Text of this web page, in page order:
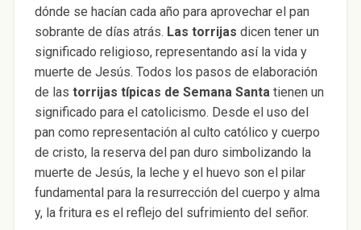
dónde se hacían cada año para aprovechar el pan
sobrante de días atrás. Las torrijas dicen tener un
significado religioso, representando así la vida y
muerte de Jesús. Todos los pasos de elaboración
de las torrijas típicas de Semana Santa tienen un
significado para el catolicismo. Desde el uso del
pan como representación al culto católico y cuerpo
de cristo, la reserva del pan duro simbolizando la
muerte de Jesús, la leche y el huevo son el pilar
fundamental para la resurrección del cuerpo y alma
y, la fritura es el reflejo del sufrimiento del señor.